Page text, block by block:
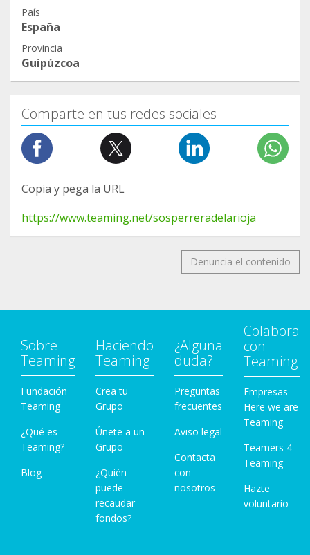
País
España
Provincia
Guipúzcoa
Comparte en tus redes sociales
Copia y pega la URL
https://www.teaming.net/sosperreradelarioja
Denuncia el contenido
Sobre
Teaming
Fundación
Teaming
¿Qué es
Teaming?
Blog
Haciendo
Teaming
Crea tu
Grupo
Únete a un
Grupo
¿Quién
puede
recaudar
fondos?
¿Alguna
duda?
Preguntas
frecuentes
Aviso legal
Contacta
con
nosotros
Colabora
con
Teaming
Empresas
Here we are
Teaming
Teamers 4
Teaming
Hazte
voluntario